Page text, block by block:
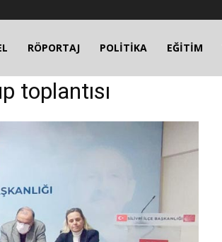
RÖPORTAJ POLİTİKA EĞİTİM
toplantısı